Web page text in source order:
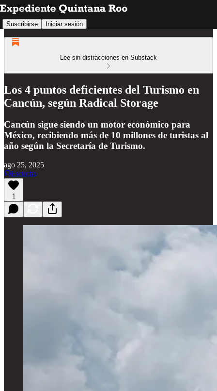
Suscribirse Iniciar sesión
Lee sin distracciones en Substack
Los 4 puntos deficientes del Turismo en
Cancún, según Radical Storage
Cancún sigue siendo un motor económico para
México, recibiendo más de 10 millones de turistas al
año según la Secretaría de Turismo.
ago 25, 2025
Escucha
1